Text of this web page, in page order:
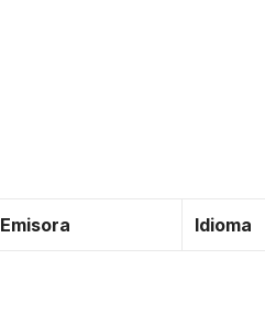
Emisora Idioma